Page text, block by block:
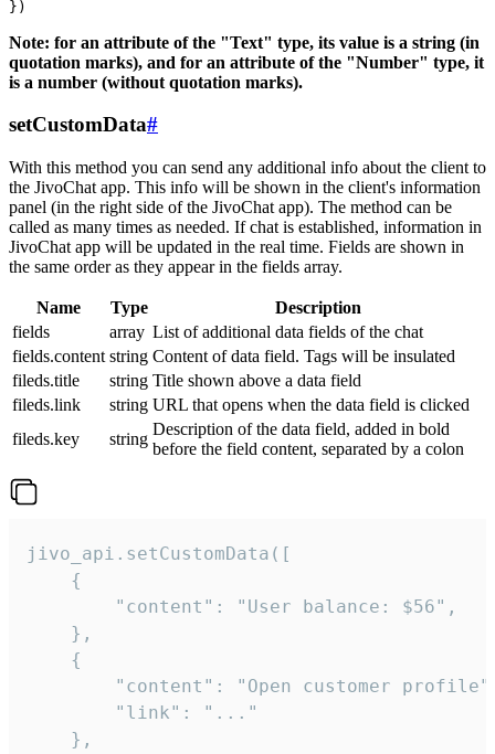
Note: for an attribute of the "Text" type, its value is a string (in
quotation marks), and for an attribute of the "Number" type, it
is a number (without quotation marks).
setCustomData#
With this method you can send any additional info about the client to
the JivoChat app. This info will be shown in the client's information
panel (in the right side of the JivoChat app). The method can be
called as many times as needed. If chat is established, information in
JivoChat app will be updated in the real time. Fields are shown in
the same order as they appear in the fields array.
Name Type
Description
fields
array List of additional data fields of the chat
fields.content string Content of data field. Tags will be insulated
fileds.title
string Title shown above a data field
fileds.link
string URL that opens when the data field is clicked
fileds.key
string
Description of the data field, added in bold
before the field content, separated by a colon
jivo_api.setCustomData([
    {
        "content": "User balance: $56",
    },
    {
"content": "Open customer
        "link": "..."
    },